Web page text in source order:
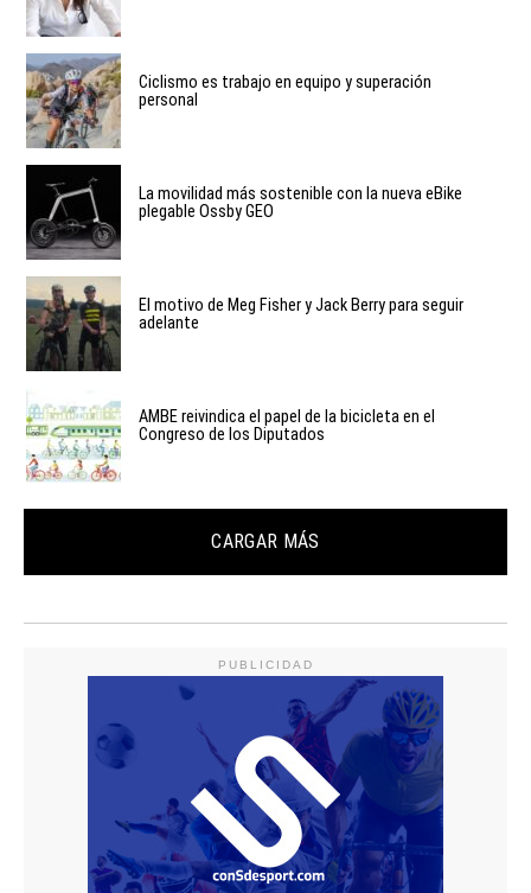
Ciclismo es trabajo en equipo y superación
personal
La movilidad más sostenible con la nueva eBike
plegable Ossby GEO
El motivo de Meg Fisher y Jack Berry para seguir
adelante
AMBE reivindica el papel de la bicicleta en el
Congreso de los Diputados
CARGAR MÁS
PUBLICIDAD